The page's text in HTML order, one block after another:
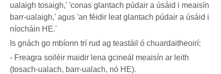
ualaigh tosaigh,' 'conas glantach púdair a úsáid i meaisín
barr-ualaigh,' agus 'an féidir leat glantach púdair a úsáid i
níocháin HE.'
Is gnách go mbíonn trí rud ag teastáil ó chuardaitheoirí:
- Freagra soiléir maidir lena gcineál meaisín ar leith
(tosach-ualach, barr-ualach, nó HE).